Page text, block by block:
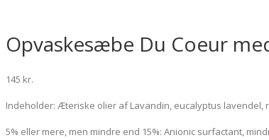
Opvaskesæbe Du Coeur
145 kr.
Indeholder: Æteriske olier af Lavandin, eucalyptus lavendel,
5% eller mere, men mindre end 15%: Anionic surfactant,